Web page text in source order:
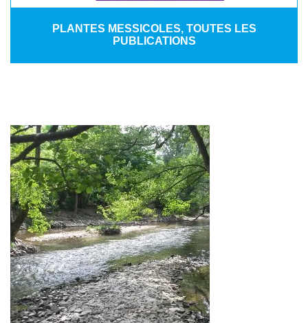
PLANTES MESSICOLES, TOUTES LES
PUBLICATIONS